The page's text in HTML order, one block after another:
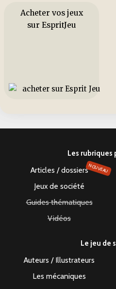
Acheter vos jeux
sur EspritJeu
Les rubriques
Articles / dossiersNOUVEAU
Jeux de société
Guides thématiques
Vidéos
Le jeu de
Auteurs / Illustrateurs
Les mécaniques